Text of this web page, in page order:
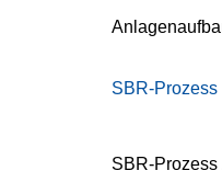
SBR-Prozess
SBR-